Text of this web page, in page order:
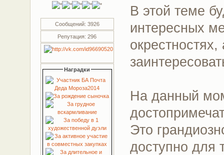
Сообщений: 3926
Репутация: 296
Наградки
В этой теме
интересных
На данный
Это
доступно для